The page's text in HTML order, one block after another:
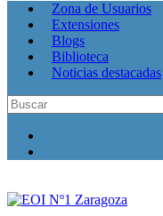
Zona de Usuarios
Extensiones
Blogs
Biblioteca
Noticias destacadas